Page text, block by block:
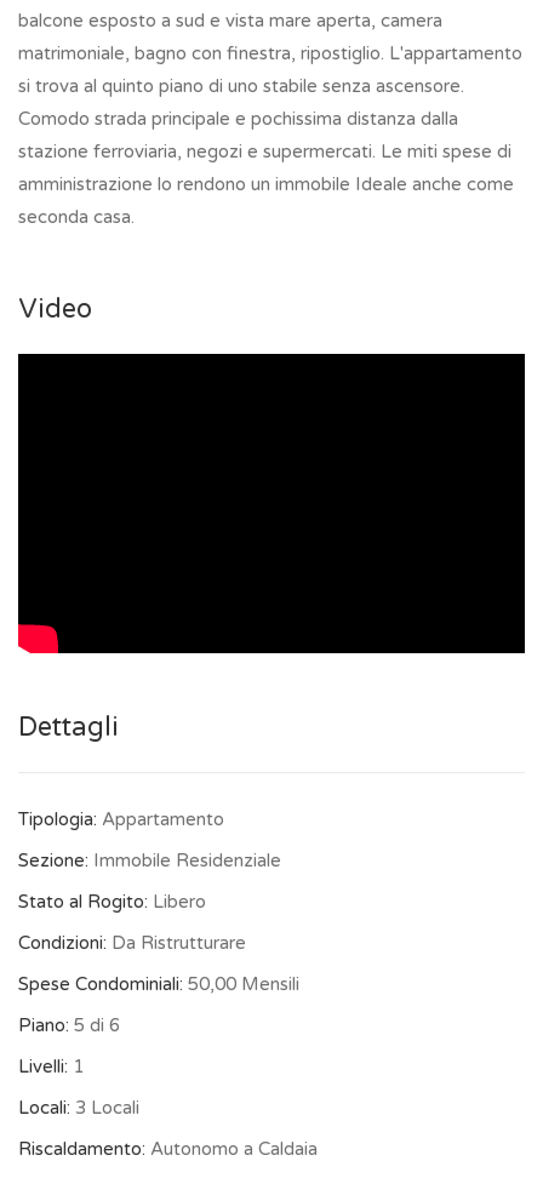
balcone esposto a sud e vista mare aperta, camera
matrimoniale, bagno con finestra, ripostiglio. L'appartamento
si trova al quinto piano di uno stabile senza ascensore.
Comodo strada principale e pochissima distanza dalla
stazione ferroviaria, negozi e supermercati. Le miti spese di
amministrazione lo rendono un immobile Ideale anche come
seconda casa.
Video
Dettagli
Tipologia: Appartamento
Sezione: Immobile Residenziale
Stato al Rogito: Libero
Condizioni: Da Ristrutturare
Spese Condominiali: 50,00 Mensili
Piano: 5 di 6
Livelli: 1
Locali: 3 Locali
Riscaldamento: Autonomo a Caldaia